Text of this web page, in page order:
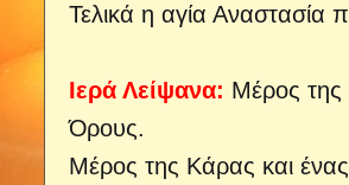
Τελικά η αγία
Ιερά Λείψανα: Μέρος της
Όρους.
Μέρος της Κάρας και